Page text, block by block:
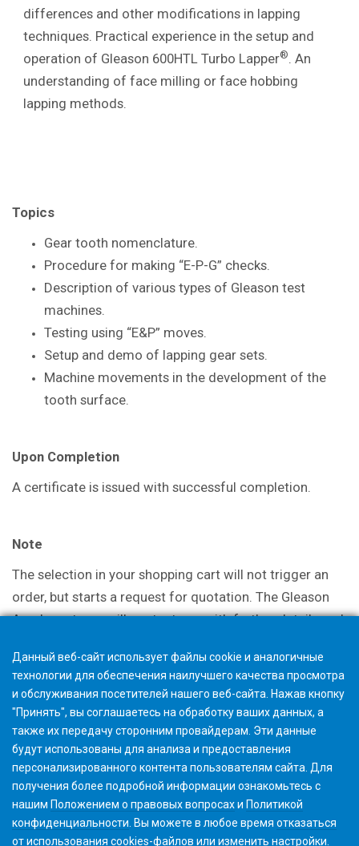
differences and other modifications in lapping
techniques. Practical experience in the setup and
operation of Gleason 600HTL Turbo Lapper® . An
understanding of face milling or face hobbing
lapping methods.
Topics
Gear tooth nomenclature.
Procedure for making “E-P-G” checks.
Description of various types of Gleason test
machines.
Testing using “E&P” moves.
Setup and demo of lapping gear sets.
Machine movements in the development of the
tooth surface.
Upon Completion
A certificate is issued with successful completion.
Note
The selection in your shopping cart will not trigger an
order, but starts a request for quotation. The Gleason
Academy team will contact you with further details and
Данный веб-сайт использует файлы cookie и аналогичные
технологии для обеспечения наилучшего качества просмотра
и обслуживания посетителей нашего веб-сайта. Нажав кнопку
"Принять", вы соглашаетесь на обработку ваших данных, а
также их передачу сторонним провайдерам. Эти данные
будут использованы для анализа и предоставления
персонализированного контента пользователям сайта. Для
получения более подробной информации ознакомьтесь с
нашим Положением о правовых вопросахи Политикой
конфиденциальности . Вы можете в любое время отказаться
от использования cookies-файлов или изменить настройки